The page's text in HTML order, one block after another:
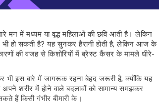
मन में मध्यम या वृद्ध महिलाओं की छवि आती है। लेकिन
भी हो सकती है? यह सुनकर हैरानी होती है, लेकिन आज के
की वजह से किशोरियों में ब्रेस्ट कैंसर के मामले धीरे-
भी इस बारे में जागरूक रहना बेहद जरूरी है, क्योंकि यह
शरीर में होने वाले बदलावों को सामान्य समझकर
हैं किसी गंभीर बीमारी के।